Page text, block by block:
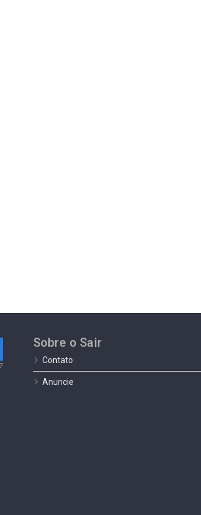
Sobre o Sair
Contato
Anuncie